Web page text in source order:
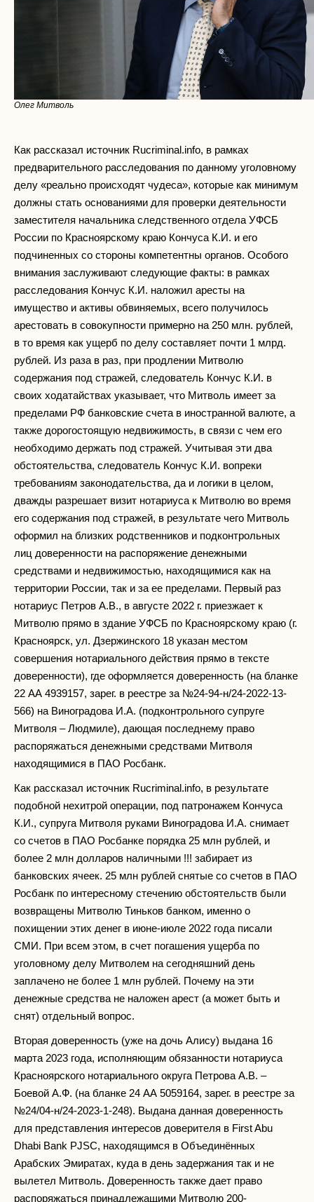
Олег Митволь
Как рассказал источник Rucriminal.info, в рамках
предварительного расследования по данному уголовному
делу «реально происходят чудеса», которые как минимум
должны стать основаниями для проверки деятельности
заместителя начальника следственного отдела УФСБ
России по Красноярскому краю Кончуса К.И. и его
подчиненных со стороны компетентны органов. Особого
внимания заслуживают следующие факты: в рамках
расследования Кончус К.И. наложил аресты на
имущество и активы обвиняемых, всего получилось
арестовать в совокупности примерно на 250 млн. рублей,
в то время как ущерб по делу составляет почти 1 млрд.
рублей. Из раза в раз, при продлении Митволю
содержания под стражей, следователь Кончус К.И. в
своих ходатайствах указывает, что Митволь имеет за
пределами РФ банковские счета в иностранной валюте, а
также дорогостоящую недвижимость, в связи с чем его
необходимо держать под стражей. Учитывая эти два
обстоятельства, следователь Кончус К.И. вопреки
требованиям законодательства, да и логики в целом,
дважды разрешает визит нотариуса к Митволю во время
его содержания под стражей, в результате чего Митволь
оформил на близких родственников и подконтрольных
лиц доверенности на распоряжение денежными
средствами и недвижимостью, находящимися как на
территории России, так и за ее пределами. Первый раз
нотариус Петров А.В., в августе 2022 г. приезжает к
Митволю прямо в здание УФСБ по Красноярскому краю (г.
Красноярск, ул. Дзержинского 18 указан местом
совершения нотариального действия прямо в тексте
доверенности), где оформляется доверенность (на бланке
22 АА 4939157, зарег. в реестре за №24-94-н/24-2022-13-
566) на Виноградова И.А. (подконтрольного супруге
Митволя – Людмиле), дающая последнему право
распоряжаться денежными средствами Митволя
находящимися в ПАО Росбанк.
Как рассказал источник Rucriminal.info, в результате
подобной нехитрой операции, под патронажем Кончуса
К.И., супруга Митволя руками Виноградова И.А. снимает
со счетов в ПАО Росбанке порядка 25 млн рублей, и
более 2 млн долларов наличными !!! забирает из
банковских ячеек. 25 млн рублей снятые со счетов в ПАО
Росбанк по интересному стечению обстоятельств были
возвращены Митволю Тиньков банком, именно о
похищении этих денег в июне-июле 2022 года писали
СМИ. При всем этом, в счет погашения ущерба по
уголовному делу Митволем на сегодняшний день
заплачено не более 1 млн рублей. Почему на эти
денежные средства не наложен арест (а может быть и
снят) отдельный вопрос.
Вторая доверенность (уже на дочь Алису) выдана 16
марта 2023 года, исполняющим обязанности нотариуса
Красноярского нотариального округа Петрова А.В. –
Боевой А.Ф. (на бланке 24 АА 5059164, зарег. в реестре за
№24/04-н/24-2023-1-248). Выдана данная доверенность
для представления интересов доверителя в First Abu
Dhabi Bank PJSC, находящимся в Объединённых
Арабских Эмиратах, куда в день задержания так и не
вылетел Митволь. Доверенность также дает право
распоряжаться принадлежащими Митволю 200-